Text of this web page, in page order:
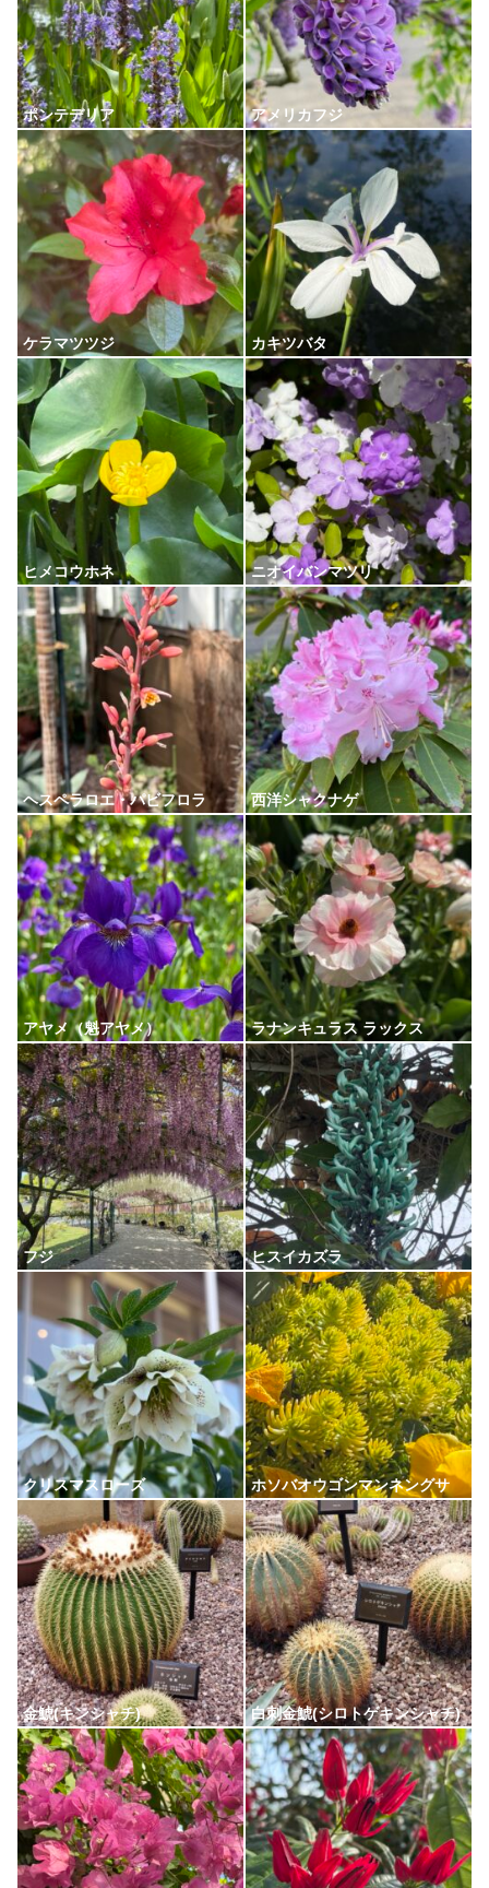
ポンテデリア アメリカフジ
ケラマツツジ カキツバタ
ヒメコウホネ ニオイバンマツリ
ヘスペラロエ・パビフロラ 西洋シャクナゲ
アヤメ（魁アヤメ） ラナンキュラス ラックス
フジ ヒスイカズラ
クリスマスローズ ホソバオウゴンマンネングサ
金鯱(キンシャチ) 白刺金鯱(シロトゲキンシャチ)